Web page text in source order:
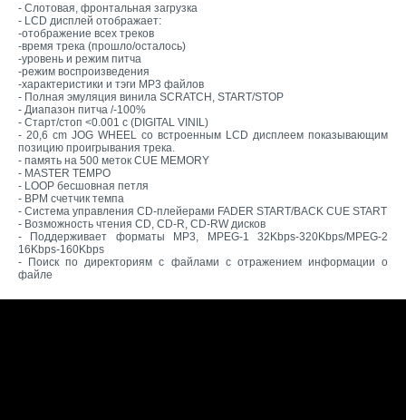
- Слотовая, фронтальная загрузка
- LCD дисплей отображает:
-отображение всех треков
-время трека (прошло/осталось)
-уровень и режим питча
-режим воспроизведения
-характеристики и тэги MP3 файлов
- Полная эмуляция винила SCRATCH, START/STOP
- Диапазон питча /-100%
- Старт/стоп <0.001 c (DIGITAL VINIL)
- 20,6 cm JOG WHEEL со встроенным LCD дисплеем показывающим
позицию проигрывания трека.
- память на 500 меток CUE MEMORY
- MASTER TEMPO
- LOOP бесшовная петля
- BPM счетчик темпа
- Система управления CD-плейерами FADER START/BACK CUE START
- Возможность чтения CD, CD-R, CD-RW дисков
- Поддерживает форматы MP3, MPEG-1 32Kbps-320Kbps/MPEG-2
16Kbps-160Kbps
- Поиск по директориям с файлами с отражением информации о
файле